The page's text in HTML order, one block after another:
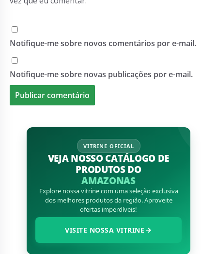
Notifique-me sobre novos comentários por e-mail.
Notifique-me sobre novas publicações por e-mail.
VITRINE OFICIAL
VEJA NOSSO CATÁLOGO DE
PRODUTOS DO
AMAZONAS
Explore nossa vitrine com uma seleção exclusiva
dos melhores produtos da região. Aproveite
ofertas imperdíveis!
VISITE NOSSA VITRINE